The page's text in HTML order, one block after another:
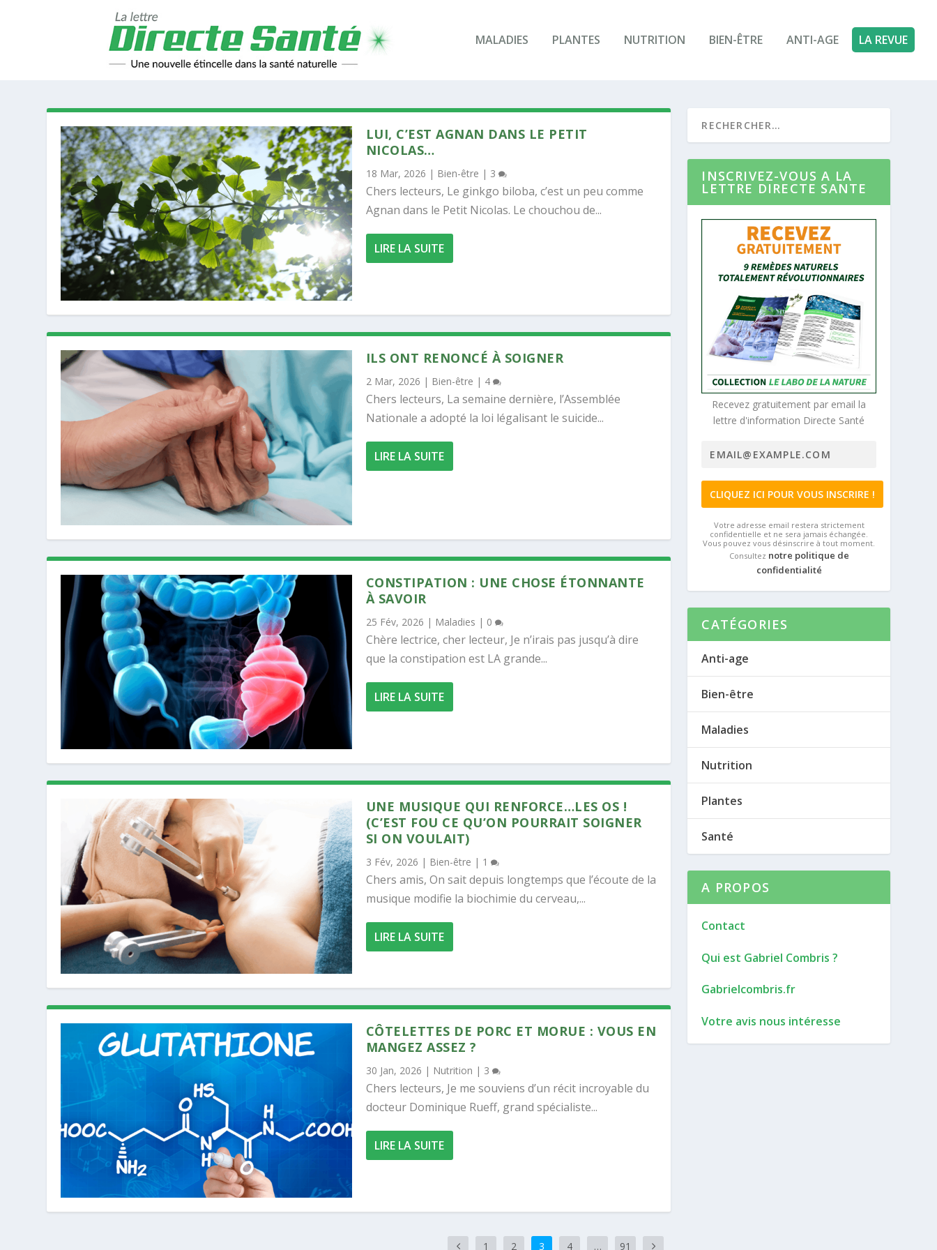
MALADIES PLANTES NUTRITION BIEN-ÊTRE ANTI-AGE LA REVUE
LUI, C’EST AGNAN DANS LE PETIT
NICOLAS…
18 Mar, 2026 | Bien-être | 3
Chers lecteurs, Le ginkgo biloba, c’est un peu comme
Agnan dans le Petit Nicolas. Le chouchou de...
LIRE LA SUITE
ILS ONT RENONCÉ À SOIGNER
2 Mar, 2026 | Bien-être | 4
Chers lecteurs, La semaine dernière, l’Assemblée
Nationale a adopté la loi légalisant le suicide...
LIRE LA SUITE
CONSTIPATION : UNE CHOSE ÉTONNANTE
À SAVOIR
25 Fév, 2026 | Maladies | 0
Chère lectrice, cher lecteur, Je n’irais pas jusqu’à dire
que la constipation est LA grande...
LIRE LA SUITE
UNE MUSIQUE QUI RENFORCE…LES OS !
(C’EST FOU CE QU’ON POURRAIT SOIGNER
SI ON VOULAIT)
3 Fév, 2026 | Bien-être | 1
Chers amis, On sait depuis longtemps que l’écoute de la
musique modifie la biochimie du cerveau,...
LIRE LA SUITE
CÔTELETTES DE PORC ET MORUE : VOUS EN
MANGEZ ASSEZ ?
30 Jan, 2026 | Nutrition | 3
Chers lecteurs, Je me souviens d’un récit incroyable du
docteur Dominique Rueff, grand spécialiste...
LIRE LA SUITE
1 2 3 4 … 91
INSCRIVEZ-VOUS A LA
LETTRE DIRECTE SANTE
Recevez gratuitement par email la
lettre d'information Directe Santé
Votre adresse email restera strictement
confidentielle et ne sera jamais échangée.
Vous pouvez vous désinscrire à tout moment.
Consultez notre politique de
confidentialité
CATÉGORIES
Anti-age
Bien-être
Maladies
Nutrition
Plantes
Santé
A PROPOS
Contact
Qui est Gabriel Combris ?
Gabrielcombris.fr
Votre avis nous intéresse